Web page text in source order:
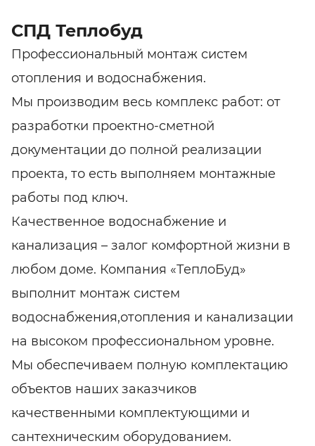
СПД Теплобуд
Профессиональный монтаж систем
отопления и водоснабжения.
Мы производим весь комплекс работ: от
разработки проектно-сметной
документации до полной реализации
проекта, то есть выполняем монтажные
работы под ключ.
Качественное водоснабжение и
канализация – залог комфортной жизни в
любом доме. Компания «ТеплоБуд»
выполнит монтаж систем
водоснабжения,отопления и канализации
на высоком профессиональном уровне.
Мы обеспечиваем полную комплектацию
объектов наших заказчиков
качественными комплектующими и
сантехническим оборудованием.